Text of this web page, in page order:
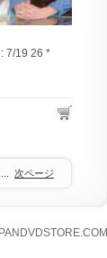
7/19 26 *
次ページ